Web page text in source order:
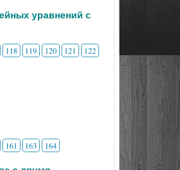
уравнений с
118 119 120 121 122
161 163 164